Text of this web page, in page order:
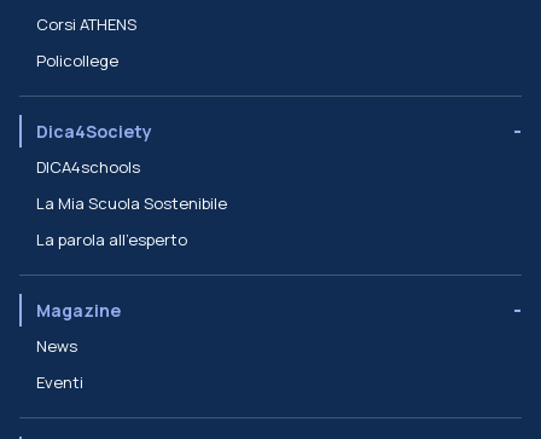
Corsi ATHENS
Policollege
Dica4Society
DICA4schools
La Mia Scuola Sostenibile
La parola all'esperto
Magazine
News
Eventi